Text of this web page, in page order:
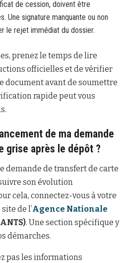
de cession, doivent être
Une signature manquante ou non
le rejet immédiat du dossier.
prenez le temps de lire
officielles et de vérifier
document avant de soumettre
rapide peut vous
de ma demande
grise après le dépôt ?
demande de transfert de carte
son évolution
cela, connectez-vous à votre
de l’Agence Nationale
. Une section spécifique y
démarches.
pas les informations